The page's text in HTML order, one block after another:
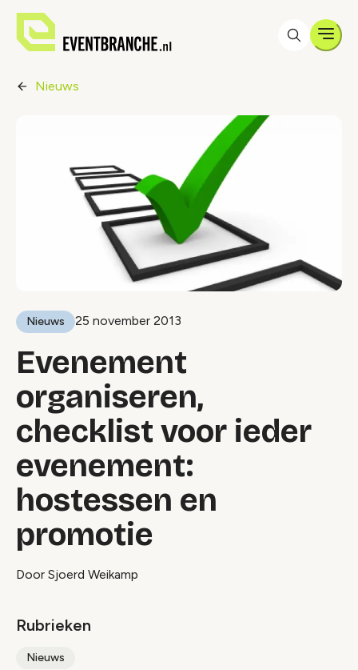
Nieuws
Nieuws 25 november 2013
Evenement
organiseren,
checklist voor ieder
evenement:
hostessen en
promotie
Door Sjoerd Weikamp
Rubrieken
Nieuws